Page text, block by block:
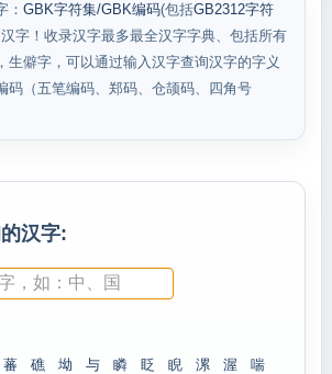
： GBK字符集/GBK编码(包括GB2312字符
字！收录汉字最多最全汉字字典、包括所有
生僻字，可以通过输入汉字查询汉字的字义
码（五笔编码、郑码、仓颉码、四角号
汉字:
蕃 礁 坳 与 瞵 眨 睨 漯 渥
喘